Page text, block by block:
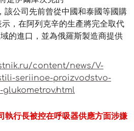
公司先前曾從中國和泰國等國購
，在阿列克辛的生產將完全取代
的進口，並為俄羅斯製造商提供
content/news/V-
seriinoe-proizvodstvo-
行長被控在呼吸器供應方面涉嫌